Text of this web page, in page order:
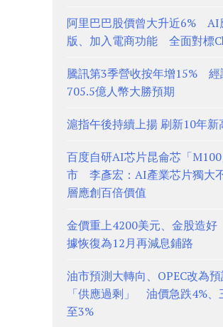
阿里巴巴股價曾大升近6% AI
版、加入電商功能 全面對標
騰訊第3季營收按年增15% 經
705.5億人幣大勝預期
滬指午後持續上揚 刷新10年新
百度自研AI芯片昆侖芯「
市 李彥宏：AI產業芯片獨大
層應創百倍價值
金價重上4200美元、金股造
據恢復為12月再減息鋪路
油市預測大轉向、OPEC改為
「供應過剩」 油價急跌4%、
至3%